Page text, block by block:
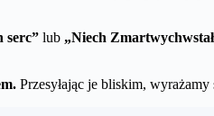
serc” lub „Niech
Przesyłając je bliskim,